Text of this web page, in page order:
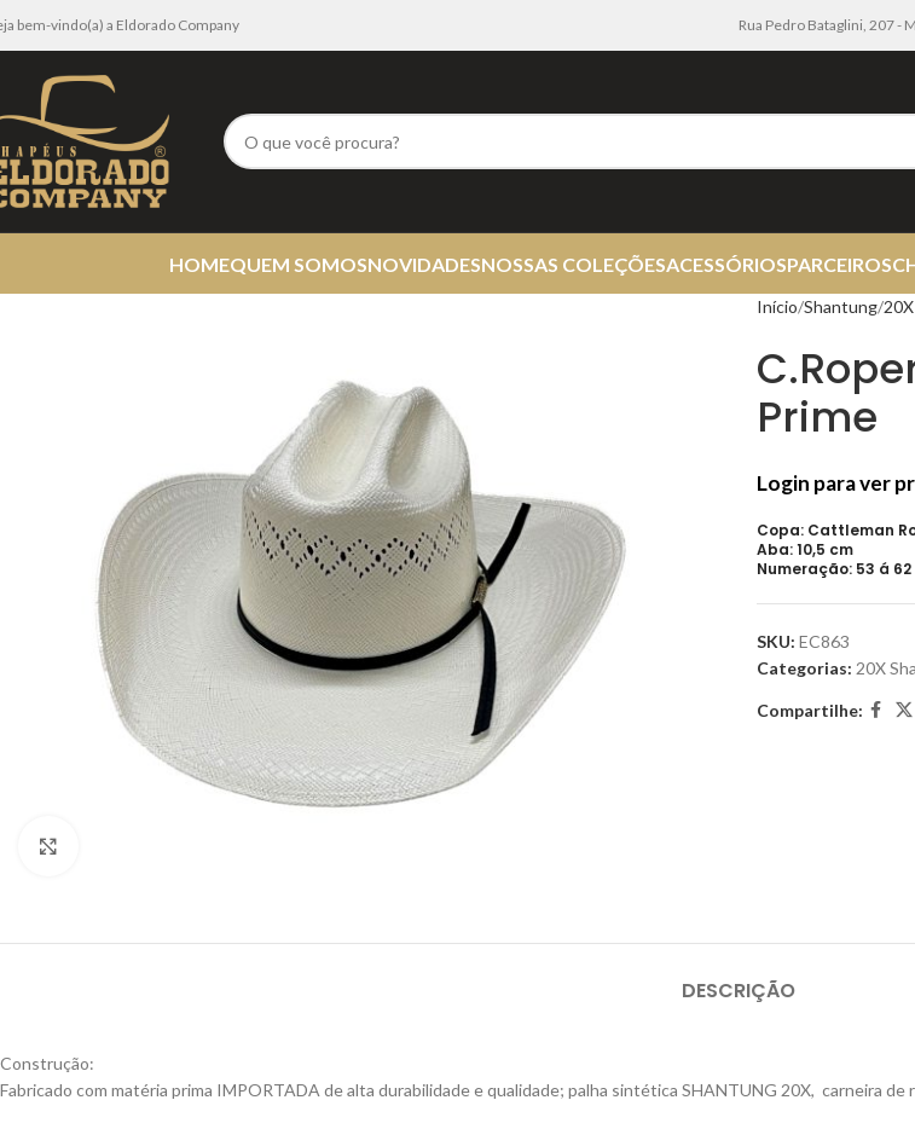
bem-vindo(a) a Eldorado Company Rua Pedro Bataglini, 207 -
HOMEQUEM SOMOSNOVIDADESNOSSAS COLEÇÕESACESSÓRIOSPARCEIROS
Início Shantung
Prime
Login para ver
Copa: Cattleman
Aba: 10,5 cm
Numeração: 53 á 62
SKU: EC863
Categorias: 20X
Compartilhe:
DESCRIÇÃO
Construção:
Fabricado com matéria prima IMPORTADA de alta durabilidade e qualidade; palha sintética SHANTUNG 20X, carneira